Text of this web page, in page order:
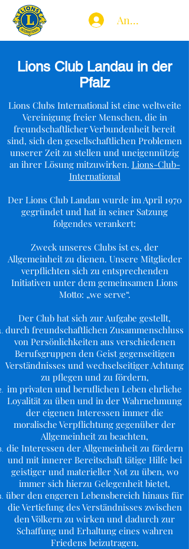
Anmelden
Lions Club Landau in der
Pfalz
Lions Clubs International ist eine weltweite
Vereinigung freier Menschen, die in
freundschaftlicher Verbundenheit bereit
sind, sich den gesellschaftlichen Problemen
unserer Zeit zu stellen und uneigennützig
an ihrer Lösung mitzuwirken. Lions-Club-
International
Der Lions Club Landau wurde im April 1970
gegründet und hat in seiner Satzung
folgendes verankert:
Zweck unseres Clubs ist es, der
Allgemeinheit zu dienen. Unsere Mitglieder
verpflichten sich zu entsprechenden
Initiativen unter dem gemeinsamen Lions
Motto: „we serve“.
Der Club hat sich zur Aufgabe gestellt,
durch freundschaftlichen Zusammenschluss
von Persönlichkeiten aus verschiedenen
Berufsgruppen den Geist gegenseitigen
Verständnisses und wechselseitiger Achtung
zu pflegen und zu fördern,
im privaten und beruflichen Leben ehrliche
Loyalität zu üben und in der Wahrnehmung
der eigenen Interessen immer die
moralische Verpflichtung gegenüber der
Allgemeinheit zu beachten,
die Interessen der Allgemeinheit zu fördern
und mit innerer Bereitschaft tätige Hilfe bei
geistiger und materieller Not zu üben, wo
immer sich hierzu Gelegenheit bietet,
über den engeren Lebensbereich hinaus für
die Vertiefung des Verständnisses zwischen
den Völkern zu wirken und dadurch zur
Schaffung und Erhaltung eines wahren
Friedens beizutragen.